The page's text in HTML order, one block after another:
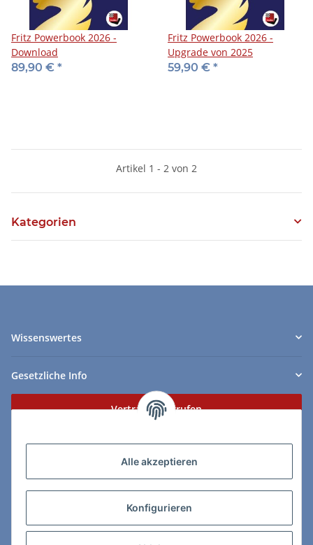
Alle akzeptieren
Konfigurieren
Fritz Powerbook 2026 -
Download
89,90 € *
Fritz Powerbook 2026 -
Upgrade von 2025
59,90 € *
Artikel 1 - 2 von 2
Kategorien
Wissenswertes
Gesetzliche Info
Vertrag widerrufen